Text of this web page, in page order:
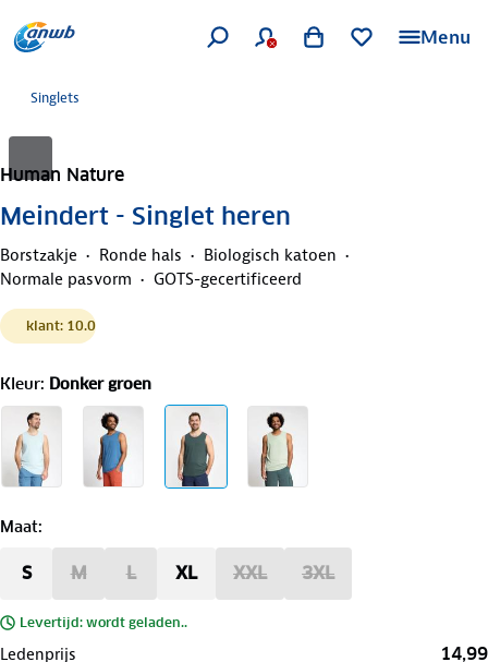
Menu
Singlets
Human Nature
Meindert - Singlet heren
Borstzakje Ronde hals
Biologisch katoen
Normale pasvorm
GOTS-gecertificeerd
klant: 10.0
Kleur: Donker groen
Maat:
S M L XL XXL 3XL
Levertijd: wordt geladen..
Ledenprijs 14,99